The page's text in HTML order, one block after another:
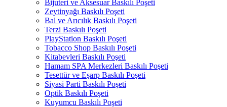
Bijuteri ve Aksesuar Baskılı Poşeti
Zeytinyağı Baskılı Poşeti
Bal ve Arıcılık Baskılı Poşeti
Terzi Baskılı Poşeti
PlayStation Baskılı Poşeti
Tobacco Shop Baskılı Poşeti
Kitabevleri Baskılı Poşeti
Hamam SPA Merkezleri Baskılı Poşeti
Tesettür ve Eşarp Baskılı Poşeti
Siyasi Parti Baskılı Poşeti
Optik Baskılı Poşeti
Kuyumcu Baskılı Poşeti